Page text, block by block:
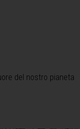
del nostro pianeta